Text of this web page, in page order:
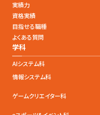
実績力
資格実績
目指せる職種
よくある質問
学科
AIシステム科
情報システム科
ゲームクリエイター科